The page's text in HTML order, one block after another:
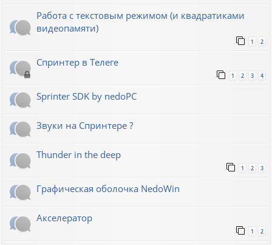
Работа с текстовым режимом (и квадратиками
видеопамяти)
1 2
Спринтер в Телеге
1 2 3 4
Sprinter SDK by nedoPC
Звуки на Спринтере ?
Thunder in the deep
1 2 3
Графическая оболочка NedoWin
Акселератор
1 2